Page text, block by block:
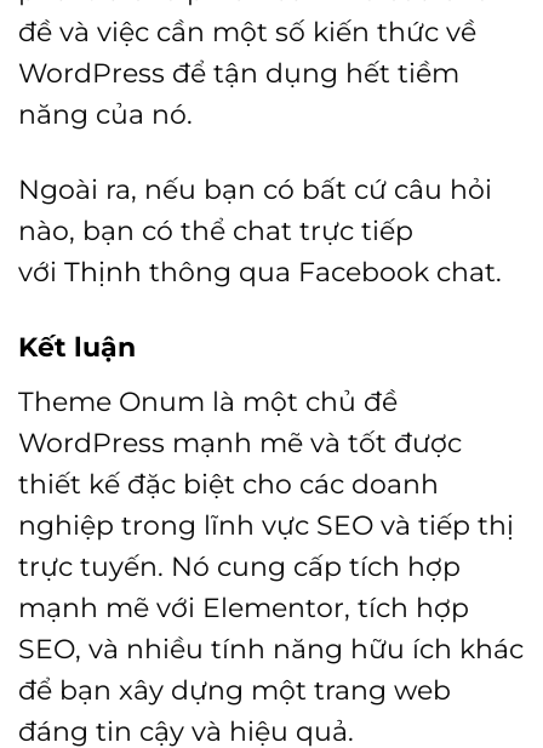
đề và việc cần một số kiến thức về
WordPress để tận dụng hết tiềm
năng của nó.
Ngoài ra, nếu bạn có bất cứ câu hỏi
nào, bạn có thể chat trực tiếp
với Thịnh thông qua Facebook chat.
Kết luận
Theme Onum là một chủ đề
WordPress mạnh mẽ và tốt được
thiết kế đặc biệt cho các doanh
nghiệp trong lĩnh vực SEO và tiếp thị
trực tuyến. Nó cung cấp tích hợp
mạnh mẽ với Elementor, tích hợp
SEO, và nhiều tính năng hữu ích khác
để bạn xây dựng một trang web
đáng tin cậy và hiệu quả.